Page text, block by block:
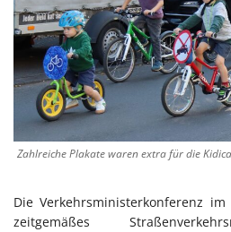
Zahlreiche Plakate waren extra für die
Die Verkehrsministerkonferenz
zeitgemäßes